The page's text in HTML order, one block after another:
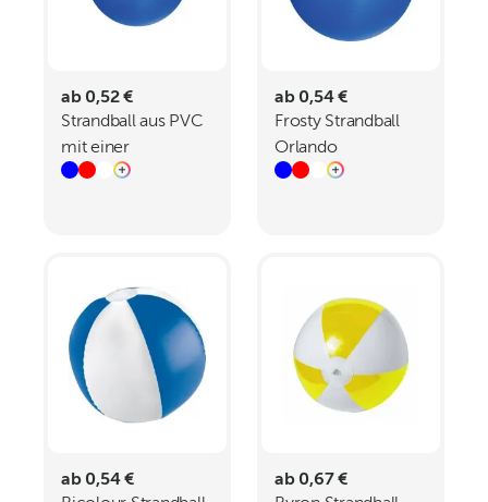
ab 0,52 €
Strandball aus PVC
mit einer
Segmentlänge von
ab 0,54 €
Frosty Strandball
Orlando
ab 0,54 €
ab 0,67 €